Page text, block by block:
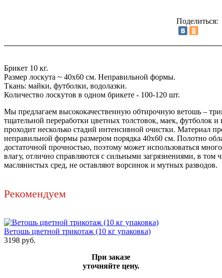
Поделиться:
Брикет 10 кг.
Размер лоскута ~ 40х60 см. Неправильной формы.
Ткань: майки, футболки, водолазки.
Количество лоскутов в одном брикете - 100-120 шт.
Мы предлагаем высококачественную обтирочную ветошь –
тщательной переработки цветных толстовок, маек, футболок
проходит несколько стадий интенсивной очистки. Материал
неправильной формы размером порядка 40х60 см. Полотно
достаточной прочностью, поэтому может использоваться
влагу, отлично справляются с сильными загрязнениями, в том
маслянистых сред, не оставляют ворсинок и мутных разводов.
Рекомендуем
Ветошь цветной трикотаж (10 кг упаковка)
3198 руб.
При заказе
уточняйте цену.